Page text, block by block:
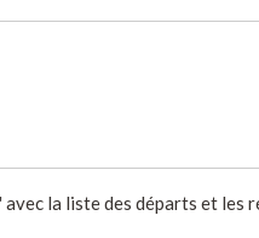
la liste des départs et